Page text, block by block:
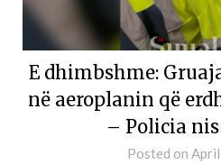
E dhimbshme:
në aeroplanin që
– Policia
Posted on